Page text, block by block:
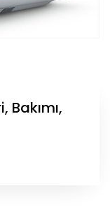
Bakımı,